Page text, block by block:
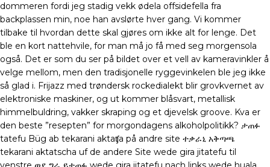
dommeren fordi jeg stadig vekk ødela offsidefella fra
backplassen min, noe han avslørte hver gang. Vi kommer
tilbake til hvordan dette skal gjøres om ikke alt for lenge. Det
ble en kort nattehvile, for man må jo få med seg morgensola
også. Det er som du ser på bildet over et vell av kameravinkler å
velge mellom, men den tradisjonelle ryggevinkelen ble jeg ikke
så glad i. Frijazz med trøndersk rockedialekt blir grovkvernet av
elektroniske maskiner, og ut kommer blåsvart, metallisk
himmelbuldring, vakker skraping og et djevelsk groove. Kva er
den beste ”resepten” for morgondagens alkoholpolitikk? ታጠፉ
tatefu Büg ab tekarani aktaʧa på andre site ተቃራኒ አቅጣጫ
tekarani aktatscha uf de andere Site wede gira jitatefu til